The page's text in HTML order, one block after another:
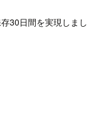
30日間を実現しまし